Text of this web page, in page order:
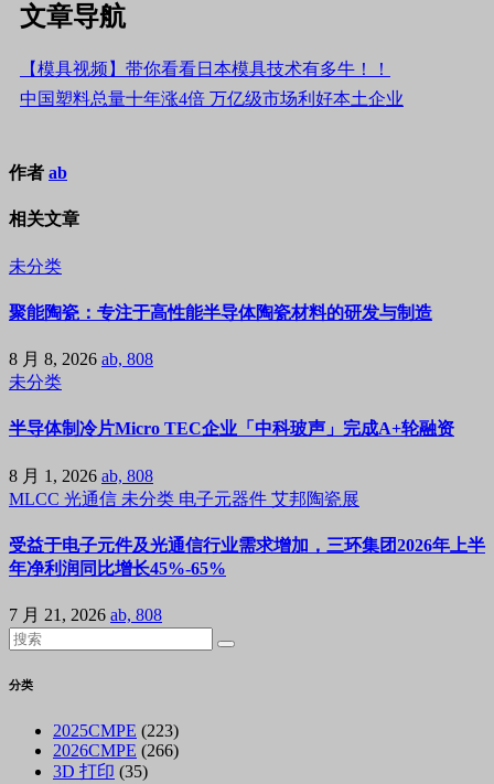
文章导航
【模具视频】带你看看日本模具技术有多牛！！
中国塑料总量十年涨4倍 万亿级市场利好本土企业
作者 ab
相关文章
未分类
聚能陶瓷：专注于高性能半导体陶瓷材料的研发与制造
8 月 8, 2026 ab, 808
未分类
半导体制冷片Micro TEC企业「中科玻声」完成A+轮融资
8 月 1, 2026 ab, 808
MLCC 光通信 未分类 电子元器件 艾邦陶瓷展
受益于电子元件及光通信行业需求增加，三环集团2026年上半
年净利润同比增长45%-65%
7 月 21, 2026 ab, 808
分类
2025CMPE (223)
2026CMPE (266)
3D 打印 (35)